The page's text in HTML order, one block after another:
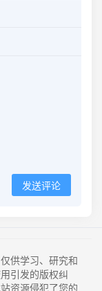
发送评论
供学习、研究和
引发的版权纠
资源侵犯了您的